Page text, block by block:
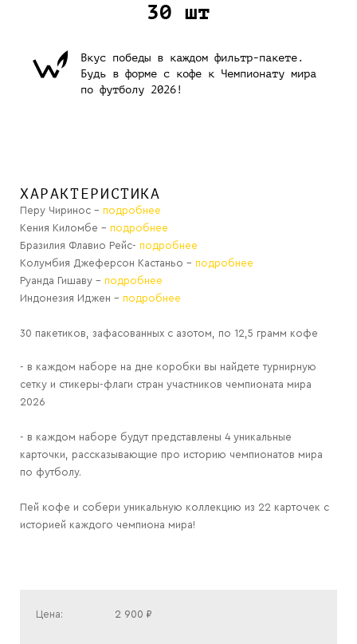
ХАРАКТЕРИСТИКА
Перу Чиринос - подробнее
Кения Киломбе - подробнее
Бразилия Флавио Рейс- подробнее
Колумбия Джеферсон Кастаньо - подробнее
Руанда Гишаву - подробнее
Индонезия Иджен - подробнее
30 пакетиков, зафасованных с азотом, по 12,5 грамм кофе
- в каждом наборе на дне коробки вы найдете турнирную
сетку и стикеры-флаги стран участников чемпионата мира
2026
- в каждом наборе будут представлены 4 уникальные
карточки, рассказывающие про историю чемпионатов мира
по футболу.
Пей кофе и собери уникальную коллекцию из 22 карточек с
историей каждого чемпиона мира!
30 шт
Вкус победы в каждом фильтр-пакете.
Будь в форме с кофе к Чемпионату мира
по футболу 2026!
Цена: 2 900 ₽